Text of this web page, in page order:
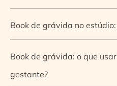
Book de grávida no
Book de grávida: o que
gestante?